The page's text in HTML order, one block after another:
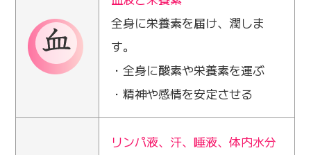
全身に栄養素を届け、潤しま
す。
・全身に酸素や栄養素を運ぶ
・精神や感情を安定させる
リンパ液、汗、唾液、体内水分